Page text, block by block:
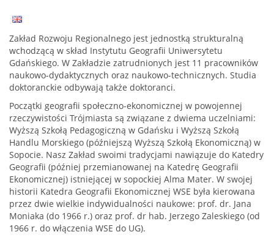
Zakład Rozwoju Regionalnego jest jednostką strukturalną
wchodzącą w skład Instytutu Geografii Uniwersytetu
Gdańskiego. W Zakładzie zatrudnionych jest 11 pracowników
naukowo-dydaktycznych oraz naukowo-technicznych. Studia
doktoranckie odbywają także doktoranci.
Początki geografii społeczno-ekonomicznej w powojennej
rzeczywistości Trójmiasta są związane z dwiema uczelniami:
Wyższą Szkołą Pedagogiczną w Gdańsku i Wyższą Szkołą
Handlu Morskiego (późniejszą Wyższą Szkołą Ekonomiczną) w
Sopocie. Nasz Zakład swoimi tradycjami nawiązuje do Katedry
Geografii (później przemianowanej na Katedrę Geografii
Ekonomicznej) istniejącej w sopockiej Alma Mater. W swojej
historii Katedra Geografii Ekonomicznej WSE była kierowana
przez dwie wielkie indywidualności naukowe: prof. dr. Jana
Moniaka (do 1966 r.) oraz prof. dr hab. Jerzego Zaleskiego (od
1966 r. do włączenia WSE do UG).